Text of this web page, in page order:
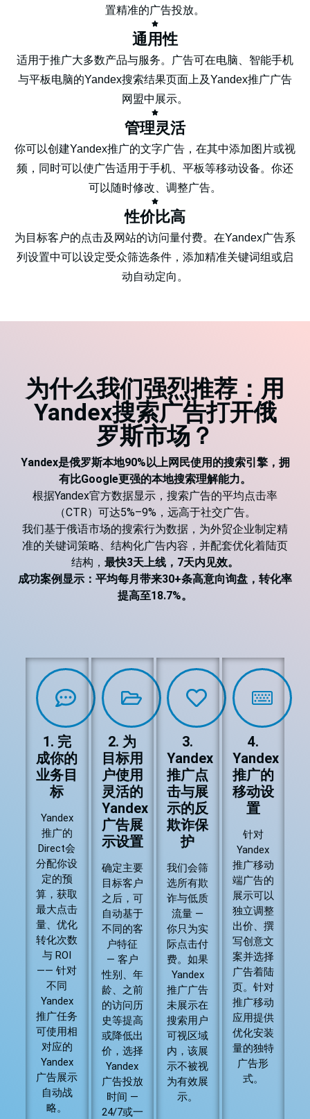
置精准的广告投放。
通用性
适用于推广大多数产品与服务。广告可在电脑、智能手机
与平板电脑的Yandex搜索结果页面上及Yandex推广广告
网盟中展示。
管理灵活
你可以创建Yandex推广的文字广告，在其中添加图片或视
频，同时可以使广告适用于手机、平板等移动设备。你还
可以随时修改、调整广告。
性价比高
为目标客户的点击及网站的访问量付费。在Yandex广告系
列设置中可以设定受众筛选条件，添加精准关键词组或启
动自动定向。
为什么我们强烈推荐：用
Yandex搜索广告打开俄
罗斯市场？
Yandex是俄罗斯本地90%以上网民使用的搜索引擎，拥
有比Google更强的本地搜索理解能力。
根据Yandex官方数据显示，搜索广告的平均点击率
（CTR）可达5%–9%，远高于社交广告。
我们基于俄语市场的搜索行为数据，为外贸企业制定精
准的关键词策略、结构化广告内容，并配套优化着陆页
结构， 最快3天上线，7天内见效。
成功案例显示：平均每月带来30+条高意向询盘，转化率
提高至18.7%。
1. 完
成你的
业务目
标
Yandex
推广的
Direct会
分配你设
定的预
算，获取
最大点击
量、优化
转化次数
与 ROI
—— 针对
不同
Yandex
推广任务
可使用相
对应的
Yandex
广告展示
自动战
略。
2. 为
目标用
户使用
灵活的
Yandex
广告展
示设置
确定主要
目标客户
之后，可
自动基于
不同的客
户特征
— 客户
性别、年
龄、之前
的访问历
史等提高
或降低出
价，选择
Yandex
广告投放
时间 —
24/7或一
3.
Yandex
推广点
击与展
示的反
欺诈保
护
我们会筛
选所有欺
诈与低质
流量 —
你只为实
际点击付
费。如果
Yandex
推广广告
未展示在
搜索用户
可视区域
内，该展
示不被视
为有效展
示。
4.
Yandex
推广的
移动设
置
针对
Yandex
推广移动
端广告的
展示可以
独立调整
出价、撰
写创意文
案并选择
广告着陆
页。针对
推广移动
应用提供
优化安装
量的独特
广告形
式。